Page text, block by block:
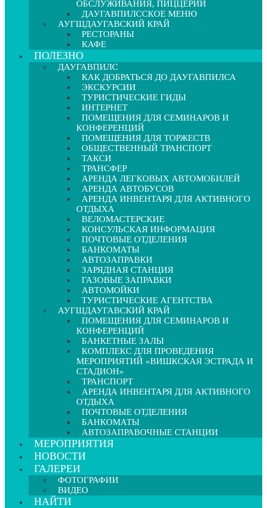
ОБСЛУЖИВАНИЯ, ПИЦЦЕРИИ
ДАУГАВПИЛССКОЕ МЕНЮ
АУГШДАУГАВСКИЙ КРАЙ
РЕСТОРАНЫ
КАФЕ
ПОЛЕЗНО
ДАУГАВПИЛС
КАК ДОБРАТЬСЯ ДО ДАУГАВПИЛСА
ЭКСКУРСИИ
ТУРИСТИЧЕСКИЕ ГИДЫ
ИНТЕРНЕТ
ПОМЕЩЕНИЯ ДЛЯ СЕМИНАРОВ И
КОНФЕРЕНЦИЙ
ПОМЕЩЕНИЯ ДЛЯ ТОРЖЕСТВ
ОБЩЕСТВЕННЫЙ ТРАНСПОРТ
ТАКСИ
ТРАНСФЕР
АРЕНДА ЛЕГКОВЫХ АВТОМОБИЛЕЙ
АРЕНДА АВТОБУСОВ
АРЕНДА ИНВЕНТАРЯ ДЛЯ АКТИВНОГО
ОТДЫХА
ВЕЛОМАСТЕРСКИЕ
КОНСУЛЬСКАЯ ИНФОРМАЦИЯ
ПОЧТОВЫЕ ОТДЕЛЕНИЯ
БАНКОМАТЫ
АВТОЗАПРАВКИ
ЗАРЯДНАЯ СТАНЦИЯ
ГАЗОВЫЕ ЗАПРАВКИ
АВТОМОЙКИ
ТУРИСТИЧЕСКИЕ АГЕНТСТВА
АУГШДАУГАВСКИЙ КРАЙ
ПОМЕЩЕНИЯ ДЛЯ СЕМИНАРОВ И
КОНФЕРЕНЦИЙ
БАНКЕТНЫЕ ЗАЛЫ
КОМПЛЕКС ДЛЯ ПРОВЕДЕНИЯ
МЕРОПРИЯТИЙ «ВИШКСКАЯ ЭСТРАДА И
СТАДИОН»
ТРАНСПОРТ
АРЕНДА ИНВЕНТАРЯ ДЛЯ АКТИВНОГО
ОТДЫХА
ПОЧТОВЫЕ ОТДЕЛЕНИЯ
БАНКОМАТЫ
АВТОЗАПРАВОЧНЫЕ СТАНЦИИ
МЕРОПРИЯТИЯ
НОВОСТИ
ГАЛЕРЕИ
ФОТОГРАФИИ
ВИДЕО
НАЙТИ